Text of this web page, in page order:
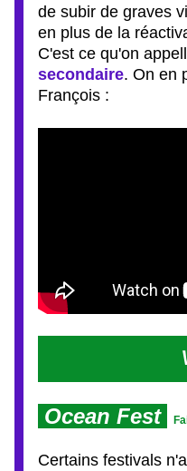
de subir de graves
en plus de la
C'est ce qu'on
secondaire. On en
François :
Ocean Fest